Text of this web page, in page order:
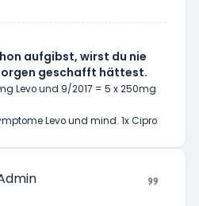
aufgibst, wirst du nie
geschafft hättest.
Levo und 9/2017 = 5 x 250mg
Levo und mind. 1x Cipro